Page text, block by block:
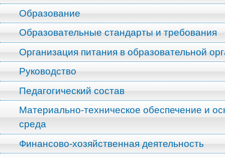
Образование
Образовательные стандарты и требования
Организация питания в образовательной
Руководство
Педагогический состав
Материально-техническое обеспечение и
среда
Финансово-хозяйственная деятельность